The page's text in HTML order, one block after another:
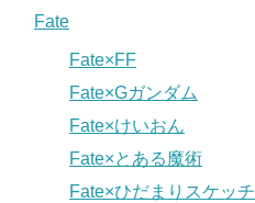
Fate
Fate×FF
Fate×Gガンダム
Fate×けいおん
Fate×とある魔術
Fate×ひだまりスケッチ